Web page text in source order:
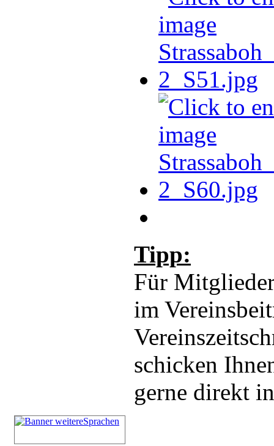
Tipp:
Für
im
schicken
gerne direkt